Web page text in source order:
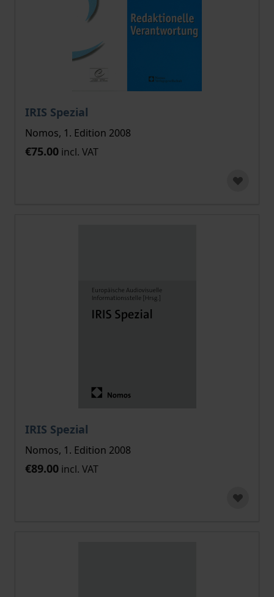
IRIS Spezial
Nomos, 1. Edition 2008
€75.00 incl. VAT
IRIS Spezial
Nomos, 1. Edition 2008
€89.00 incl. VAT